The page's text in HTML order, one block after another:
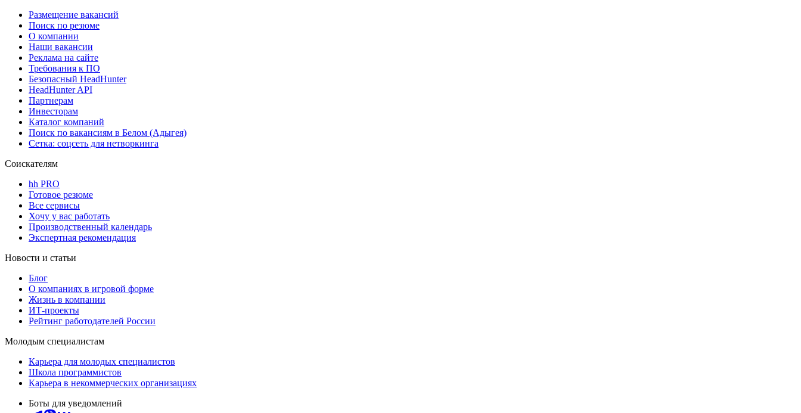
Размещение вакансий
Поиск по резюме
О компании
Наши вакансии
Реклама на сайте
Требования к ПО
Безопасный HeadHunter
HeadHunter API
Партнерам
Инвесторам
Каталог компаний
Поиск по вакансиям в Белом (Адыгея)
Сетка: соцсеть для нетворкинга
Соискателям
hh PRO
Готовое резюме
Все сервисы
Хочу у вас работать
Производственный календарь
Экспертная рекомендация
Новости и статьи
Блог
О компаниях в игровой форме
Жизнь в компании
ИТ-проекты
Рейтинг работодателей России
Молодым специалистам
Карьера для молодых специалистов
Школа программистов
Карьера в некоммерческих организациях
Боты для уведомлений